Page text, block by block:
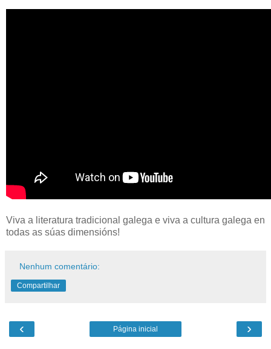
Viva a literatura tradicional galega e viva a cultura galega en
todas as súas dimensións!
Nenhum comentário:
Compartilhar
‹ ›
Página inicial